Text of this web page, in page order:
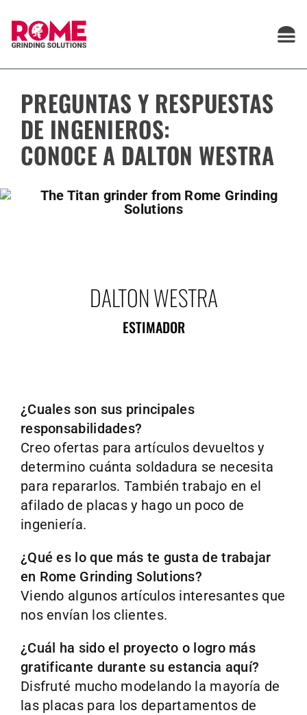
contenido
PREGUNTAS Y RESPUESTAS
DE INGENIEROS:
CONOCE A DALTON WESTRA
DALTON WESTRA
ESTIMADOR
¿Cuales son sus principales
responsabilidades?
Creo ofertas para artículos devueltos y
determino cuánta soldadura se necesita
para repararlos. También trabajo en el
afilado de placas y hago un poco de
ingeniería.
¿Qué es lo que más te gusta de trabajar
en Rome Grinding Solutions?
Viendo algunos artículos interesantes que
nos envían los clientes.
¿Cuál ha sido el proyecto o logro más
gratificante durante su estancia aquí?
Disfruté mucho modelando la mayoría de
las placas para los departamentos de